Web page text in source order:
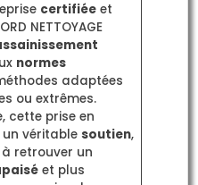
certifiéeet
NETTOYAGE
normes
adaptées
ou extrêmes.
cette prise en
véritable soutien,
retrouver un
et plus